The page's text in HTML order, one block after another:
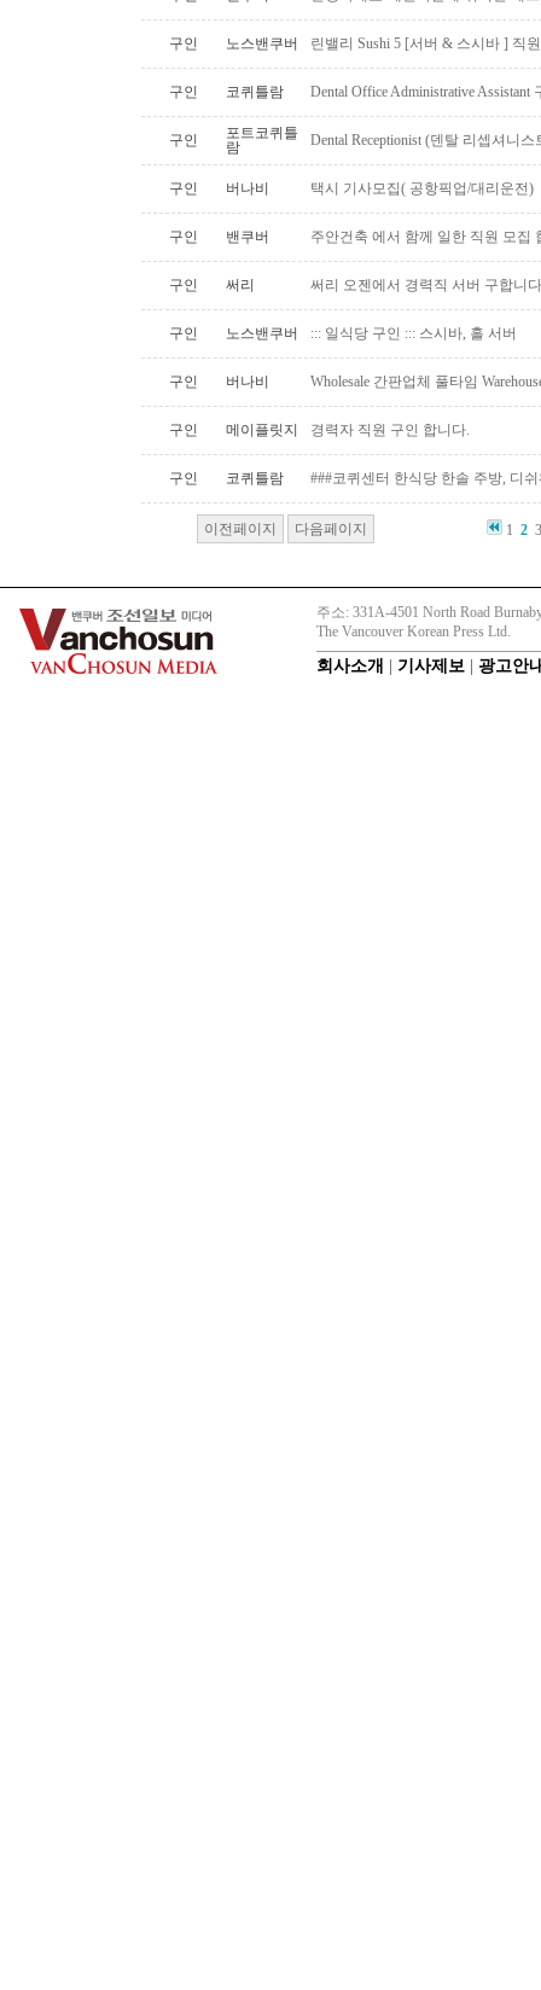
구인 노스밴쿠버 린밸리 Sushi 5 [서버 & 스시바 ] 직
구인 코퀴틀람 Dental Office Administrative Assistant
구인
포트코퀴틀
람
Dental Receptionist (덴탈 리셉셔니
구인 버나비 택시 기사모집( 공항픽업/대리운전)
구인 밴쿠버 주안건축 에서 함께 일한 직원 모집
구인 써리 써리 오젠에서 경력직 서버 구합니다
구인 노스밴쿠버 ::: 일식당 구인 ::: 스시바, 홀 서버
구인 버나비 Wholesale 간판업체 풀타임
구인 메이플릿지 경력자 직원 구인 합니다.
구인 코퀴틀람 ###코퀴센터 한식당 한솔 주방, 디
이전페이지 다음페이지 1 2
주소: 331A-4501 North Road
The Vancouver Korean Press Ltd.
회사소개 기사제보 광고안